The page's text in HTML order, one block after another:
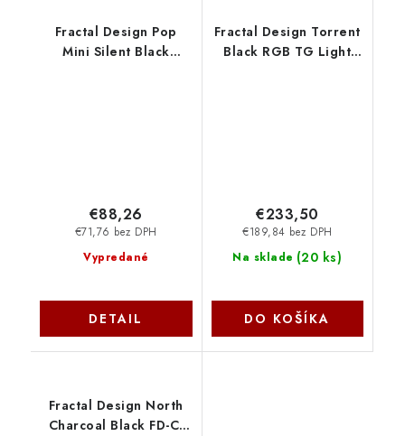
Fractal Design Pop
Mini Silent Black
Vypredané
€71,76 bez DPH
€88,26
DETAIL
Fractal Design Torrent
Black RGB TG Light
Na sklade (20 ks)
€189,84 bez DPH
€233,50
DO KOŠÍKA
Fractal Design North
Charcoal Black FD-C-